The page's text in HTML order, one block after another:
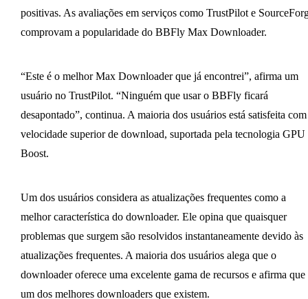
positivas. As avaliações em serviços como TrustPilot e
comprovam a popularidade do BBFly Max Downloader.
“Este é o melhor Max Downloader que já encontrei”, afirma um
usuário no TrustPilot. “Ninguém que usar o BBFly ficará
desapontado”, continua. A maioria dos usuários está satisfeita com
velocidade superior de download, suportada pela tecnologia GPU
Boost.
Um dos usuários considera as atualizações frequentes como a
melhor característica do downloader. Ele opina que quaisquer
problemas que surgem são resolvidos instantaneamente devido às
atualizações frequentes. A maioria dos usuários alega que o
downloader oferece uma excelente gama de recursos e afirma que
um dos melhores downloaders que existem.